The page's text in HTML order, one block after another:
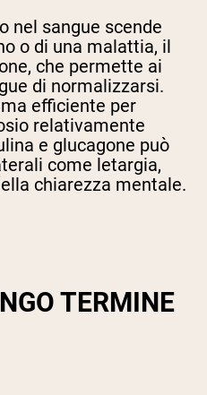
nel sangue scende
o di una malattia, il
che permette ai
di normalizzarsi.
efficiente per
relativamente
e glucagone può
come letargia,
chiarezza mentale.
TERMINE